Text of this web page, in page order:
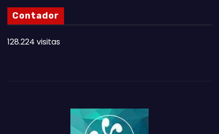
N
O
A
Contador
128.224 visitas